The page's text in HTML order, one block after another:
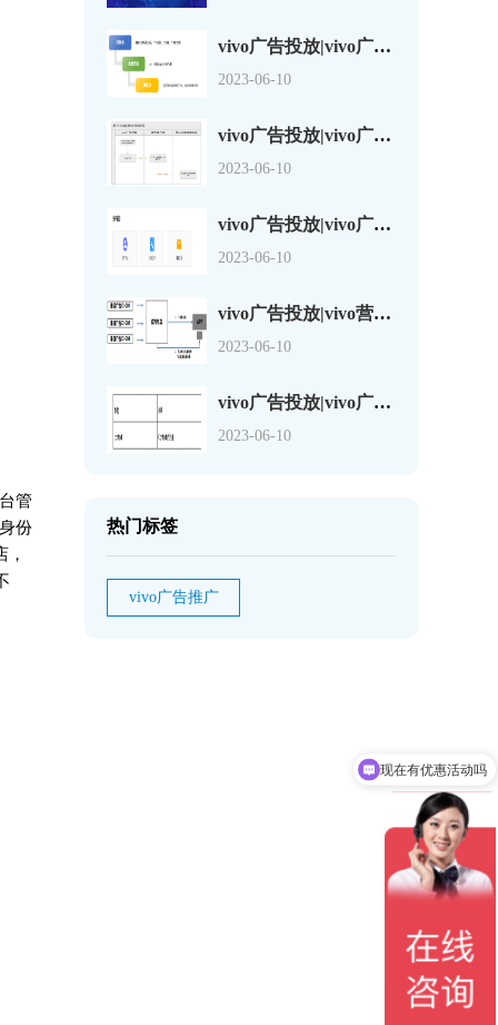
管
份
vivo广告投放|vivo广告复制2.0功能介绍
2023-06-10
vivo广告投放|vivo广告第三方监测链接说明
2023-06-10
vivo广告投放|vivo广告页面检测工具JS-SDK
2023-06-10
vivo广告投放|vivo营销平台广告渠道来源分包参数说明
2023-06-10
vivo广告投放|vivo广告渠道来源参数设置需注意的问题
2023-06-10
热门标签
vivo广告推广
现在有优惠活动吗